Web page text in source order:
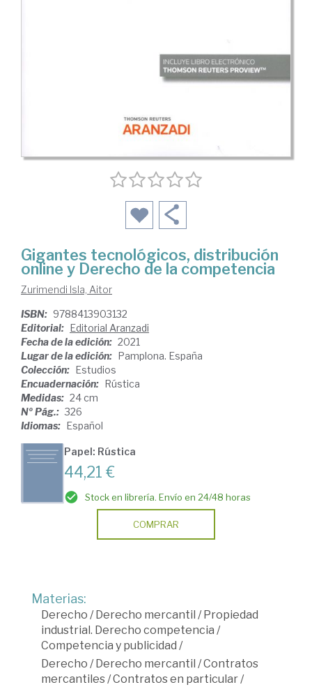
Gigantes tecnológicos, distribución
online y Derecho de la competencia
Zurimendi Isla, Aitor
ISBN: 9788413903132
Editorial: Editorial Aranzadi
Fecha de la edición: 2021
Lugar de la edición: Pamplona. España
Colección: Estudios
Encuadernación: Rústica
Medidas: 24 cm
Nº Pág.: 326
Idiomas: Español
Papel: Rústica
44,21 €
Stock en librería. Envío en 24/48 horas
COMPRAR
Materias:
Derecho /Derecho mercantil /Propiedad
industrial. Derecho competencia /
Competencia y publicidad /
Derecho /Derecho mercantil /Contratos
mercantiles /Contratos en particular /